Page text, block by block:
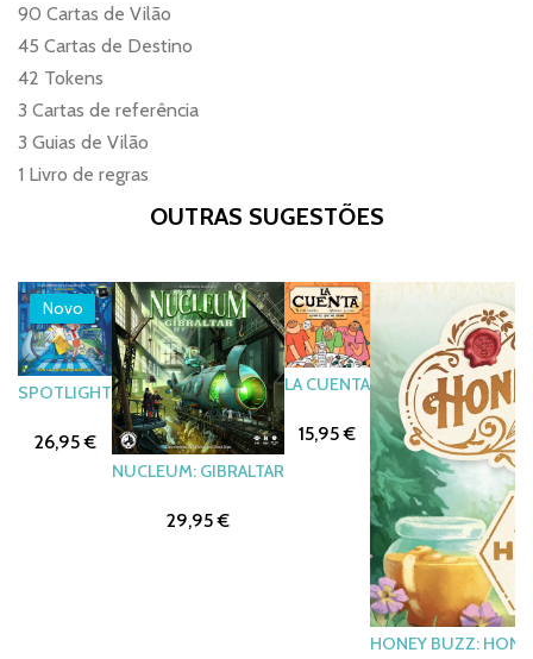
90 Cartas de Vilão
45 Cartas de Destino
42 Tokens
3 Cartas de referência
3 Guias de Vilão
1 Livro de regras
OUTRAS SUGESTÕES
Novo
SPOTLIGHT
26,95 €
NUCLEUM: GIBRALTAR
29,95 €
LA CUENTA
15,95 €
HONEY BUZZ: